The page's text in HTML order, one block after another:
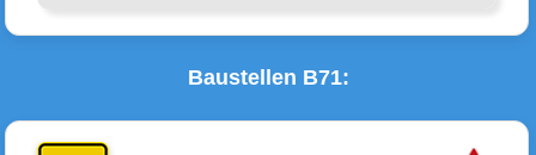
Baustellen B71: